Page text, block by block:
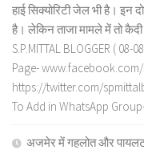
हाई सिक्योरिटी जेल भी है। इन
है। लेकिन ताजा मामले में तो
S.P.MITTAL BLOGGER (
Page-
https://twitter.com/
To Add in WhatsApp
अजमेर में गहलोत और